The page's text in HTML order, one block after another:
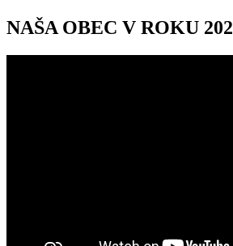
NAŠA OBEC V ROKU